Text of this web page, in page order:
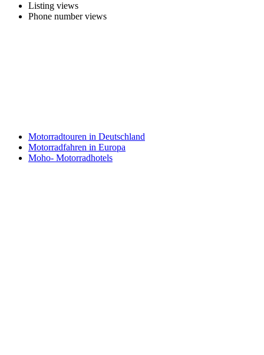
Listing views
Phone number views
Motorradtouren in Deutschland
Motorradfahren in Europa
Moho- Motorradhotels